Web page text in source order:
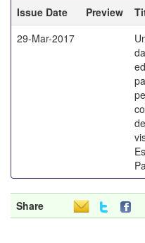
Issue Date
Preview
29-Mar-2017
Share